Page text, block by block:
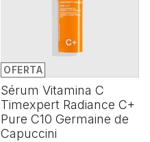
OFERTA
Sérum Vitamina C
Timexpert Radiance C+
Pure C10 Germaine de
Capuccini